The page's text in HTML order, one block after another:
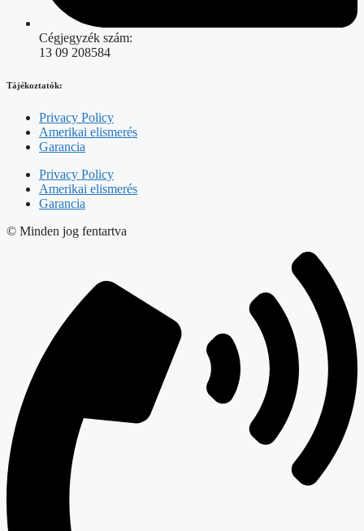
Cégjegyzék szám:
13 09 208584
Tájékoztatók:
Privacy Policy
Amerikai elismerés
Garancia
Privacy Policy
Amerikai elismerés
Garancia
© Minden jog fentartva